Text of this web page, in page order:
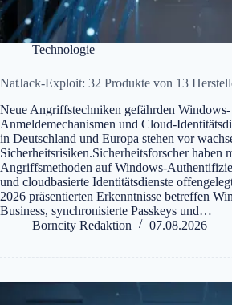
Technologie
NatJack-Exploit: 32 Produkte von 13
Neue Angriffstechniken gefährden Windows-
Anmeldemechanismen und Cloud-
in Deutschland und Europa stehen vor
Sicherheitsrisiken.Sicherheitsforscher haben
Angriffsmethoden auf Windows-
und cloudbasierte Identitätsdienste
2026 präsentierten Erkenntnisse betreffen
Business, synchronisierte Passkeys und…
Borncity Redaktion
07.08.2026